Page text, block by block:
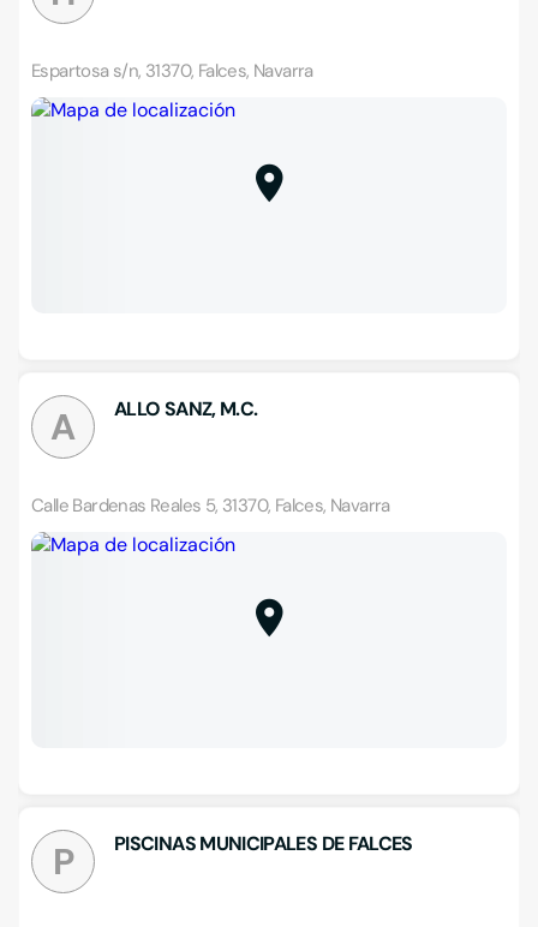
Espartosa s/n, 31370, Falces, Navarra
A ALLO SANZ, M.C.
Calle Bardenas Reales 5, 31370, Falces, Navarra
P PISCINAS MUNICIPALES DE FALCES